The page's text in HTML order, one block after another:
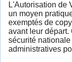
L'Autorisation de
un moyen
exemptés de
avant leur
sécurité
administratives